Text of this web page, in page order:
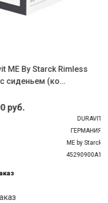
ME By Starck Rimless
сиденьем (ко...
руб.
DURAVIT
ГЕРМАНИЯ
ME by Starck
45290900A1